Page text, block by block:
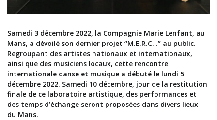
Samedi 3 décembre 2022, la Compagnie Marie Lenfant, au
Mans, a dévoilé son dernier projet “M.E.R.C.I.” au public.
Regroupant des artistes nationaux et internationaux,
ainsi que des musiciens locaux, cette rencontre
internationale danse et musique a débuté le lundi 5
décembre 2022. Samedi 10 décembre, jour de la restitution
finale de ce laboratoire artistique, des performances et
des temps d’échange seront proposées dans divers lieux
du Mans.